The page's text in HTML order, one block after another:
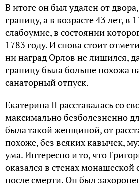
В итоге он был удален от
границу, а в возрасте 43 лет, в
слабоумие, в состоянии
1783 году. И снова стоит
ни наград Орлов не лишился,
границу была больше похожа
санаторный отпуск.
Екатерина II расставалась со
максимально безболезненно
была такой женщиной, от
похоже, без всяких кавычек,
ума. Интересно и то, что
оказался в стенах монашеской
после смерти. Он был